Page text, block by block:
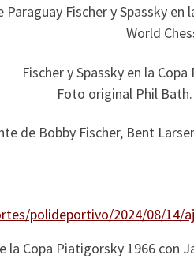
Fischer y Spassky en la
Foto original Phil
de Bobby Fischer, Bent
polideportivo/2024/08/14/